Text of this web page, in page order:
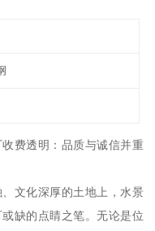
费透明：品质与诚信并重
文化深厚的土地上，水景
缺的点睛之笔。无论是位